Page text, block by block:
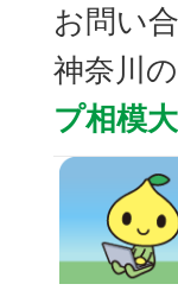
お問い
神奈川
プ相模